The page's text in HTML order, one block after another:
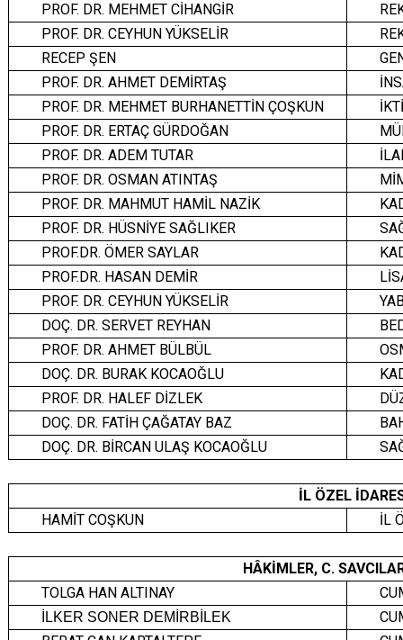
PROF. DR. MEHMET CİHANGİR
PROF. DR. CEYHUN YÜKSELİR
RECEP ŞEN
PROF. DR. AHMET DEMİRTAŞ
PROF. DR. MEHMET BURHANETTİN ÇOŞKUN
PROF. DR. ERTAÇ GÜRDOĞAN
PROF. DR. ADEM TUTAR
PROF. DR. OSMAN ATINTAŞ
PROF. DR. MAHMUT HAMİL NAZİK
PROF. DR. HÜSNİYE SAĞLIKER
PROF.DR. ÖMER SAYLAR
PROF.DR. HASAN DEMİR
PROF. DR. CEYHUN YÜKSELİR
DOÇ. DR. SERVET REYHAN
PROF. DR. AHMET BÜLBÜL
DOÇ. DR. BURAK KOCAOĞLU
PROF. DR. HALEF DİZLEK
DOÇ. DR. FATİH ÇAĞATAY BAZ
DOÇ. DR. BİRCAN ULAŞ KOCAOĞLU
İL ÖZEL
HAMİT COŞKUN
İL
HÂKİMLER, C.
TOLGA HAN ALTINAY
İLKER SONER DEMİRBİLEK